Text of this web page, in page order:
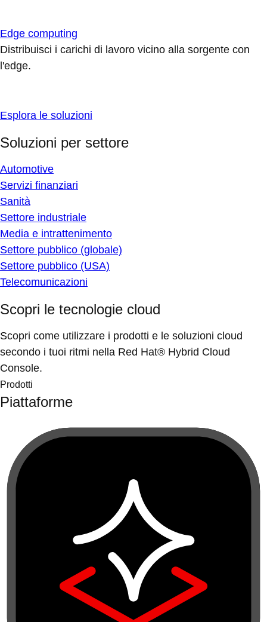
Edge computing
Distribuisci i carichi di lavoro vicino alla sorgente con
l'edge.
Esplora le soluzioni
Soluzioni per settore
Automotive
Servizi finanziari
Sanità
Settore industriale
Media e intrattenimento
Settore pubblico (globale)
Settore pubblico (USA)
Telecomunicazioni
Scopri le tecnologie cloud
Scopri come utilizzare i prodotti e le soluzioni cloud
secondo i tuoi ritmi nella Red Hat® Hybrid Cloud
Console.
Prodotti
Piattaforme